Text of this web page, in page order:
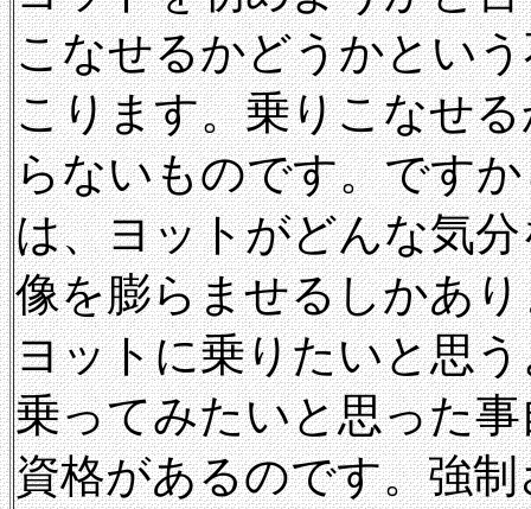
こなせるかどうかとい
こります。乗りこなせ
らないものです。です
は、ヨットがどんな気
像を膨らませるしかあ
ヨットに乗りたいと思
乗ってみたいと思った
資格があるのです。強